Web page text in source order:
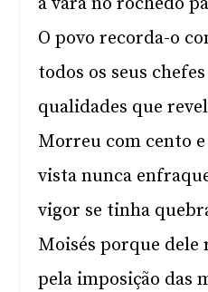
O povo recorda-o
todos os seus
qualidades que
Morreu com cento
vista nunca
vigor se tinha
Moisés porque dele
pela imposição das